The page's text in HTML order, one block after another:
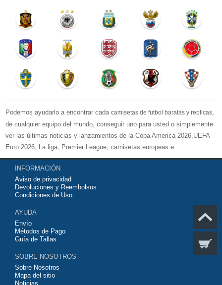
Podemos ayudarlo a encontrar cada camisetas de futbol baratas y replicas,
de cualquier equipo del mundo, conseguir uno para usted o simplemente
ver las últimas noticias y lanzamientos de la Copa America 2026,UEFA
Euro 2026, La liga, Premier League, camisetas europeas e
internacionales de equipos de fútbol y kits.
Comprecamisetas de futbol baratas
de Europa. ¡Grandes ofertas en todas las camisetas del club de fútbol, ​​
kits europeos e internacionales, todo a los precios más bajos!
camisetas de futbol tailandia, ​​
Pantalones, equipaciones, camisetas y un portero a partir de €17.3.
Diseños de fútbol únicos. Envío rápido y envío gratuito en pedidos
superiores a €99.
INFORMACIÓN
Aviso de privacidad
Devoluciones y Reembolsos
Condiciones de Uso
AYUDA
Envío
Métodos de Pago
Guía de Tallas
SOBRE NOSOTROS
Sobre Nosotros
Mapa del sitio
Noticias